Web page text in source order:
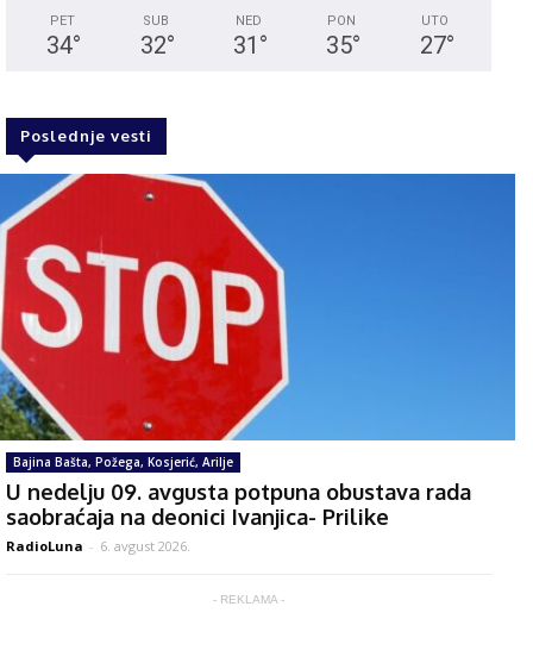
PET
34°
SUB
32°
NED
31 °
PON
35°
UTO
27°
Poslednje vesti
Bajina Bašta, Požega, Kosjerić, Arilje
U nedelju 09. avgusta potpuna obustava rada
saobraćaja na deonici Ivanjica- Prilike
RadioLuna - 6. avgust 2026.
- REKLAMA -